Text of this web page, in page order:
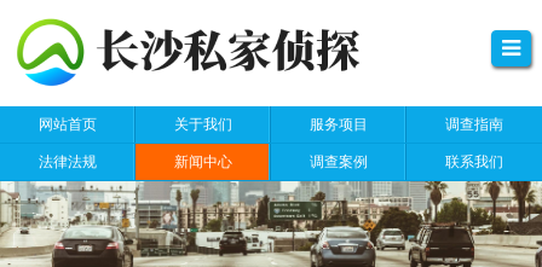
网站首页 关于我们 服务项目 调查指南
法律法规 新闻中心 调查案例 联系我们